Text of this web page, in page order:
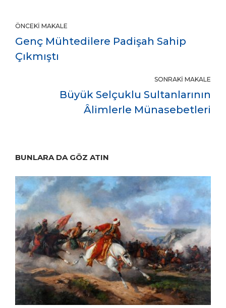
ÖNCEKI MAKALE
Genç Mühtedilere Padişah Sahip
Çıkmıştı
SONRAKI MAKALE
Büyük Selçuklu Sultanlarının
Âlimlerle Münasebetleri
BUNLARA DA GÖZ ATIN